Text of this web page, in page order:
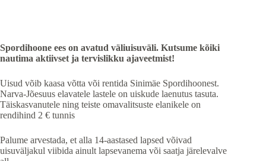
Spordihoone ees on avatud väliuisuväli. Kutsume kõiki
nautima aktiivset ja tervislikku ajaveetmist!
Uisud võib kaasa võtta või rentida Sinimäe Spordihoonest.
Narva-Jõesuus elavatele lastele on uiskude laenutus tasuta.
Täiskasvanutele ning teiste omavalitsuste elanikele on
rendihind 2 € tunnis
Palume arvestada, et alla 14-aastased lapsed võivad
uisuväljakul viibida ainult lapsevanema või saatja järelevalve